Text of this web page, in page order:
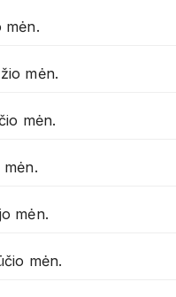
mėn.
mėn.
mėn.
mėn.
mėn.